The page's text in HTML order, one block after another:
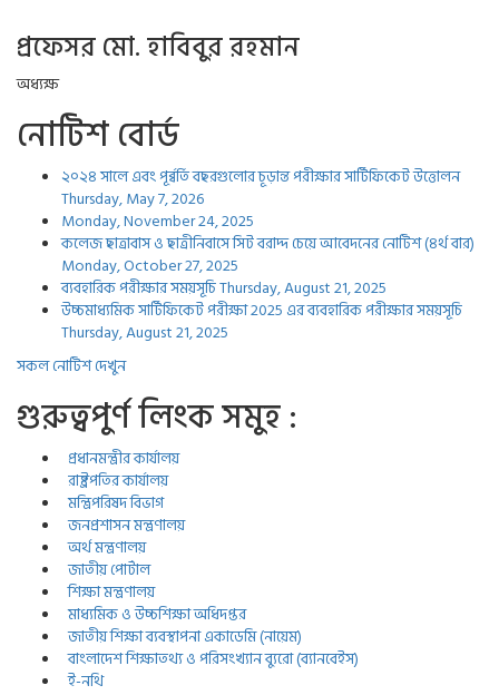
প্রফেসর মো. হাবিবুর রহমান
অধ্যক্ষ
নোটিশ বোর্ড
২০২৪ সালে এবং পূর্ব্বর্তি বছরগুলোর চূড়ান্ত পরীক্ষার সার্টিফিকেট উত্তোলন
Thursday, May 7, 2026
Monday, November 24, 2025
কলেজ ছাত্রাবাস ও ছাত্রীনিবাসে সিট বরাদ্দ চেয়ে আবেদনের নোটিশ (৪র্থ বার)
Monday, October 27, 2025
ব্যবহারিক পরীক্ষার সময়সূচিThursday, August 21, 2025
উচ্চমাধ্যমিক সার্টিফিকেট পরীক্ষা 2025 এর ব্যবহারিক পরীক্ষার সময়সূচি
Thursday, August 21, 2025
সকল নোটিশ দেখুন
গুরুত্বপুর্ণ লিংক সমুহ :
প্রধানমন্ত্রীর কার্যালয়
রাষ্ট্রপতির কার্যালয়
মন্ত্রিপরিষদ বিভাগ
জনপ্রশাসন মন্ত্রণালয়
অর্থ মন্ত্রণালয়
জাতীয় পোর্টাল
শিক্ষা মন্ত্রণালয়
মাধ্যমিক ও উচ্চশিক্ষা অধিদপ্তর
জাতীয় শিক্ষা ব্যবস্থাপনা একাডেমি (নায়েম)
বাংলাদেশ শিক্ষাতথ্য ও পরিসংখ্যান ব্যুরো (ব্যানবেইস)
ই-নথি